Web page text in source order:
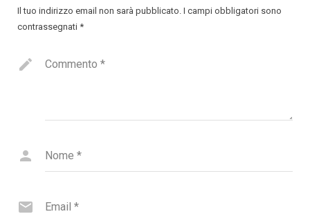
Il tuo indirizzo email non sarà pubblicato. I campi obbligatori sono
contrassegnati *
Commento *
Nome *
Email *